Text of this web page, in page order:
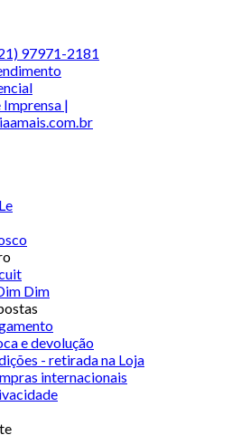
97971-2181
Imprensa |
Dim
e devolução
- retirada na Loja
internacionais